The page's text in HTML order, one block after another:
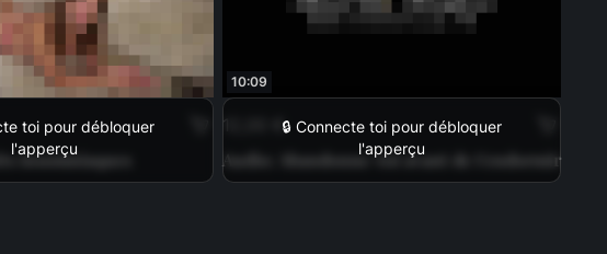
toi pour débloquer
l'apperçu
insomniaques
10:09
🔒 Connecte toi pour débloquer
l'apperçu
12,00 €
Audio: Abandonne-toi avant de t'endormir